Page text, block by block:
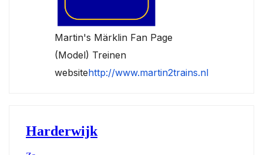
Martin's Märklin Fan Page
(Model) Treinen
websitehttp://www.martin2trains.nl